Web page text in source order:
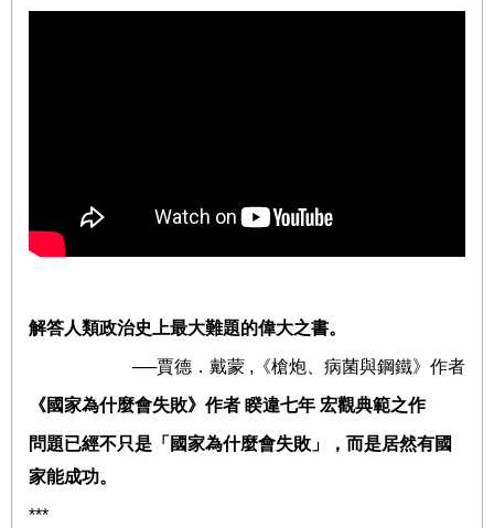
解答人類政治史上最大難題的偉大之書。
──賈德．戴蒙 , 《槍炮、病菌與鋼鐵》作者
《國家為什麼會失敗》作者 睽違七年 宏觀典範之作
問題已經不只是「國家為什麼會失敗」，而是居然有國
家能成功。
***